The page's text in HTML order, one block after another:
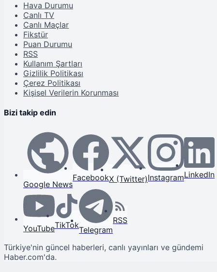
Hava Durumu
Canlı TV
Canlı Maçlar
Fikstür
Puan Durumu
RSS
Kullanım Şartları
Gizlilik Politikası
Çerez Politikası
Kişisel Verilerin Korunması
Bizi takip edin
Google News
FacebookX (Twitter)InstagramLinkedIn
YouTubeTikTokTelegram
RSS
Türkiye'nin güncel haberleri, canlı yayınları ve gündemi
Haber.com'da.